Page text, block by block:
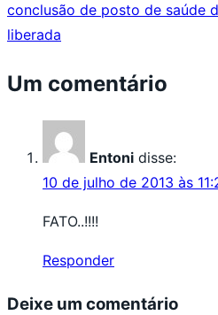
conclusão de posto de saúde
liberada
Um comentário
Entoni disse:
10 de julho de 2013 às
FATO..!!!!
Responder
Deixe um comentário